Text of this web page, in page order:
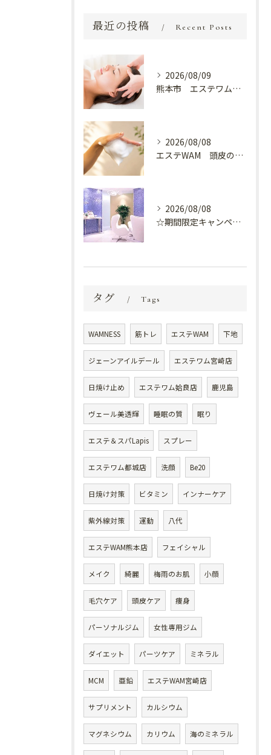
最近の投稿 Recent Posts
2026/08/09
熊本市 エステワム熊本店 癒しのクールヘッドマッサージ♬
2026/08/08
エステWAM 頭皮の健康
2026/08/08
☆期間限定キャンペーン開催中☆
タグ Tags
WAMNESS 筋トレ エステWAM 下地
ジェーンアイルデール エステワム宮崎店
日焼け止め エステワム姶良店 鹿児島
ヴェール美透輝 睡眠の質 眠り
エステ＆スパLapis スプレー
エステワム都城店 洗顔 Be20
日焼け対策 ビタミン インナーケア
紫外線対策 運動 八代
エステWAM熊本店 フェイシャル
メイク 綺麗 梅雨のお肌 小顔
毛穴ケア 頭皮ケア 痩身
パーソナルジム 女性専用ジム
ダイエット パーツケア ミネラル
MCM 亜鉛 エステWAM宮崎店
サプリメント カルシウム
マグネシウム カリウム 海のミネラル